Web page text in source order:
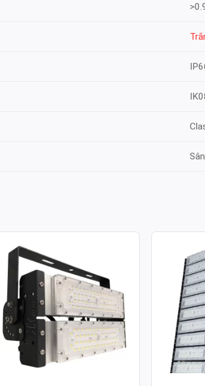
ĐÈN PHA LED MODULE SMD
P03 – CÔNG SUẤT 100W
Công suất: 100W
Hiệu suất chiếu sáng: 130lm/W
Nhiệt độ màu: 3.000K / 4.000K /
6.000K
Chỉ số hoàn màu: CRI≥70
Tuổi thọ L70: 50.000h
Hệ số công suất: >0.95
Điện áp sử dụng: AC 100-277V ~
ĐÈN
P03 –
Công
Hiệu suất
Nhiệt độ
6.000K
Chỉ số
Tuổi thọ
Hệ số
Điện áp sử